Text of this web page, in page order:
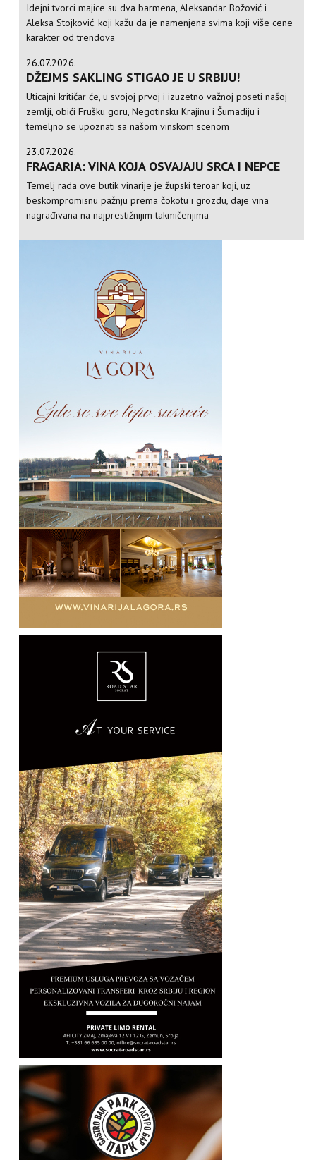
Idejni tvorci majice su dva barmena, Aleksandar Božović i
Aleksa Stojković. koji kažu da je namenjena svima koji više cene
karakter od trendova
26.07.2026.
DŽEJMS SAKLING STIGAO JE U SRBIJU!
Uticajni kritičar će, u svojoj prvoj i izuzetno važnoj poseti našoj
zemlji, obići Frušku goru, Negotinsku Krajinu i Šumadiju i
temeljno se upoznati sa našom vinskom scenom
23.07.2026.
FRAGARIA: VINA KOJA OSVAJAJU SRCA I NEPCE
Temelj rada ove butik vinarije je župski teroar koji, uz
beskompromisnu pažnju prema čokotu i grozdu, daje vina
nagrađivana na najprestižnijim takmičenjima